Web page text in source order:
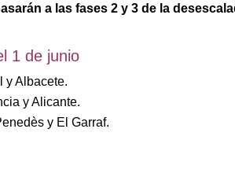
a las fases 2 y 3 de la
1 de junio
y Albacete.
y Alicante.
y El Garraf.